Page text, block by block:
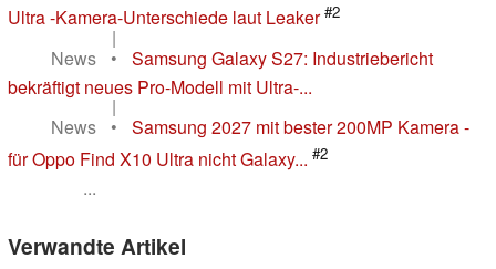
Ultra -Kamera-Unterschiede laut Leaker #2
|
News
•
Samsung Galaxy S27: Industriebericht
bekräftigt neues Pro-Modell mit Ultra-...
|
News
•
Samsung 2027 mit bester 200MP Kamera -
für Oppo Find X10 Ultra nicht Galaxy... #2
...
Verwandte Artikel